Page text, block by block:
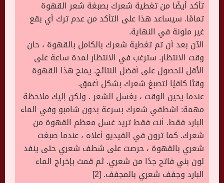
تأكد أيضًا من تغطية شعرك بصبغة شعر القهوة
تمامًا. سيساعد هذا على التأكد من عدم ترك أي بقع
غير ملونة في النهاية.
الآن بعد أن تم تغطية شعرك بالكامل بالقهوة ، حان
وقت الانتظار. سترغب في الانتظار لمدة ساعة على
الأقل للحصول على أفضل النتائج. يمنح هذا القهوة
وقتًا كافيًا لتصبغ شعرك بشكل أغمق.
عندما يحين الوقت ، يغسل الشعر . ولكن إليك ملاحظة
مهمة: اشطفي شعرك بسرعة بدون شامبو وفي الماء
البارد فقط. أنت فقط تريد غسل معظم القهوة من
شعرك. كما ترون في الفيديو أعلاه ، عندما صبغت
شعري بالقهوة ، حرصت على شطف شعري حتى ينفد
لون بني فاتح جدًا من شعري. ثم قمت بإخراج الماء
البارد وجفف شعري بالمجفف. [2]